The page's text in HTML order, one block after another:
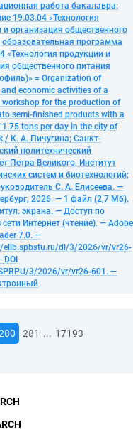
работа бакалавра:
19.03.04 «Технология
и организация общественного
образовательная программа
«Технология продукции и
общественного питания
= Organization of
economic activities of a
workshop for the production of
semi-finished products with a
tons per day in the city of
/ К. А. Пичугина; Санкт-
политехнический
Петра Великого, Институт
систем и биотехнологий;
С. А. Елисеева. —
2026. — 1 файл (2,7 Мб).
экрана. — Доступ по
Интернет (чтение). — Adobe
7.0. —
elib.spbstu.ru/dl/3/2026/vr/vr26-
3/2026/vr/vr26-601. —
281 ... 17193